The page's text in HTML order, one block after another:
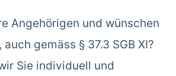
Angehörigen und wünschen
gemäss § 37.3 SGB XI?
Sie individuell und